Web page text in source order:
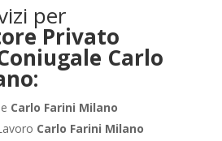
per
Privato
Carlo
Carlo Farini Milano
Carlo Farini Milano